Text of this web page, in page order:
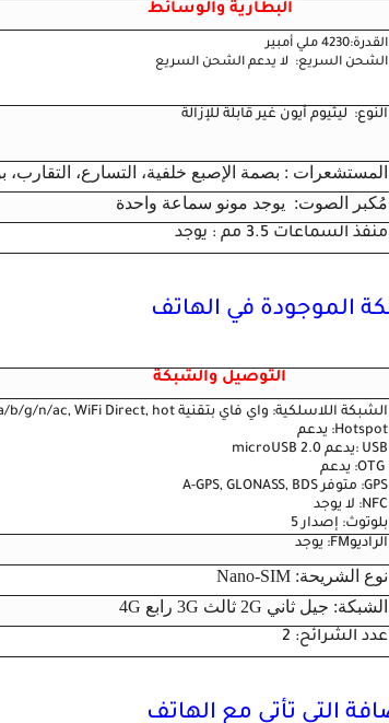
البطارية والوسائط
القدرة:4230 ملي أمبير
الشحن السريع: لا يدعم الشحن السريع
النوع: ليثيوم أيون غير قابلة للإزالة
المستشعرات : بصمة الإصبع خلفية، التسارع،
مُكبر الصوت: يوجد مونو سماعة واحدة
منفذ السماعات 3.5 مم : يوجد
التوصيل والشبكة
الشبكة اللاسلكية: واي فاي بتقنية Wi-Fi 802.11 a/b/g/n/ac, WiFi Direct, hot
Hotspot: يدعم
USB :يدعم microUSB 2.0
OTG: يدعم
GPS: متوفر A-GPS, GLONASS, BDS
NFC: لا يوجد
بلوتوث: إصدار 5
الراديوFM: يوجد
نوع الشريحة: Nano-SIM
الشبكة: جيل ثاني 2G ثالث 3G رابع 4G
عدد الشرائح: 2